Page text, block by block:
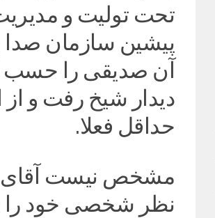
تحت تولیت و
پیشین سازمان صدا
آن صدیقی را حسب
دیدار شیخ رفت و از
حداقل فعلا.
مشخص نیست آقای
نظر شخصی خود را